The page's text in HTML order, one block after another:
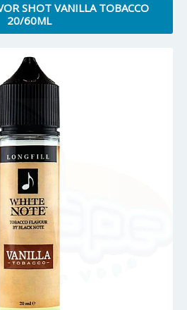
SHOT VANILLA TOBACCO
20/60ML